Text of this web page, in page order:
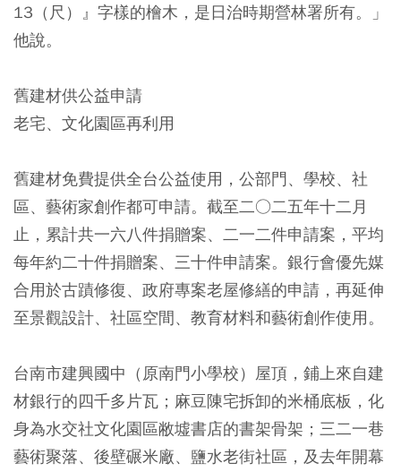
13（尺）』字樣的檜木，是日治時期營林署所有。」
他說。
舊建材供公益申請
老宅、文化園區再利用
舊建材免費提供全台公益使用，公部門、學校、社
區、藝術家創作都可申請。截至二○二五年十二月
止，累計共一六八件捐贈案、二一二件申請案，平均
每年約二十件捐贈案、三十件申請案。銀行會優先媒
合用於古蹟修復、政府專案老屋修繕的申請，再延伸
至景觀設計、社區空間、教育材料和藝術創作使用。
台南市建興國中（原南門小學校）屋頂，鋪上來自建
材銀行的四千多片瓦；麻豆陳宅拆卸的米桶底板，化
身為水交社文化園區敝墟書店的書架骨架；三二一巷
藝術聚落、後壁碾米廠、鹽水老街社區，及去年開幕